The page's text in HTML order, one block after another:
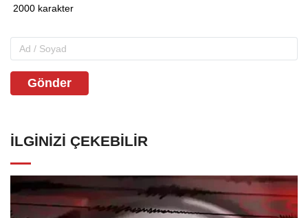
Gönder
İLGINIZI ÇEKEBILIR